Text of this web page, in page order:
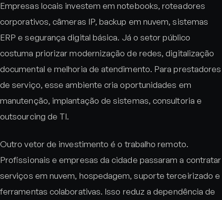
Empresas locais investem em notebooks, roteadores
corporativos, câmeras IP, backup em nuvem, sistemas
ERP e segurança digital básica. Já o setor público
costuma priorizar modernização de redes, digitalização
documental e melhoria de atendimento. Para prestadores
de serviço, esse ambiente cria oportunidades em
manutenção, implantação de sistemas, consultoria e
outsourcing de TI.
Outro vetor de investimento é o trabalho remoto.
Profissionais e empresas da cidade passaram a contratar
serviços em nuvem, hospedagem, suporte terceirizado e
ferramentas colaborativas. Isso reduz a dependência de